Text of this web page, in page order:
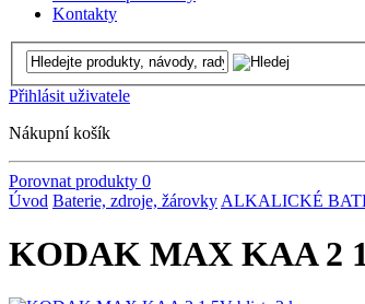
Kontakty
Přihlásit uživatele
Nákupní košík
Porovnat produkty 0
Úvod Baterie, zdroje, žárovky ALKALICKÉ
KODAK MAX KAA 2